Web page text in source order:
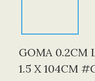
GOMA 0.2CM
1.5 X 104CM